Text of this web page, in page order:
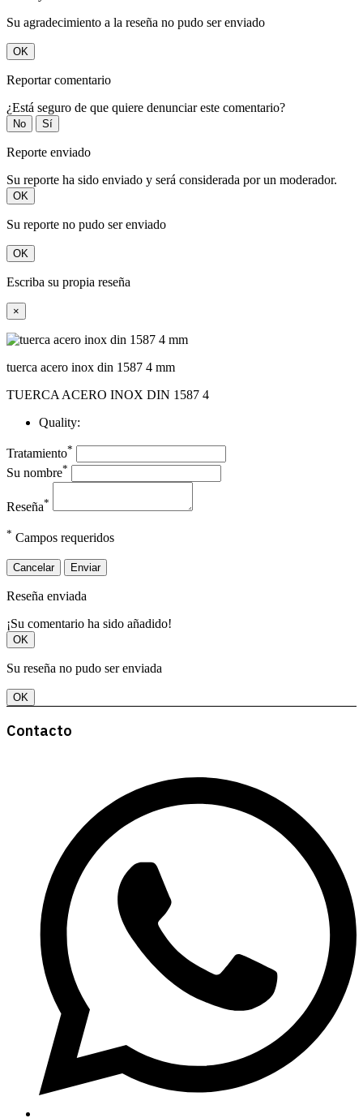
Su agradecimiento a la reseña no pudo ser enviado
OK
Reportar comentario
¿Está seguro de que quiere denunciar este comentario?
No Sí
Reporte enviado
Su reporte ha sido enviado y será considerada por un moderador.
OK
Su reporte no pudo ser enviado
OK
Escriba su propia reseña
×
tuerca acero inox din 1587 4 mm
TUERCA ACERO INOX DIN 1587 4
Quality:
Tratamiento*
Su nombre*
Reseña*
* Campos requeridos
Cancelar Enviar
Reseña enviada
¡Su comentario ha sido añadido!
OK
Su reseña no pudo ser enviada
OK
Contacto